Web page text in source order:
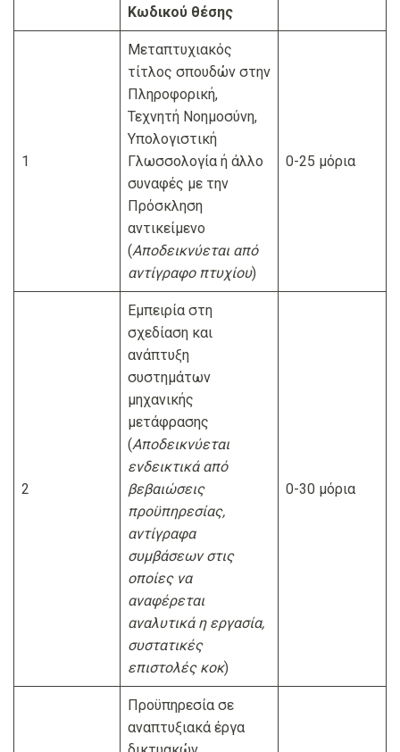
Κωδικού θέσης
1
Μεταπτυχιακός
τίτλος σπουδών στην
Πληροφορική,
Τεχνητή Νοημοσύνη,
Υπολογιστική
Γλωσσολογία ή άλλο
συναφές με την
Πρόσκληση
αντικείμενο
(Αποδεικνύεται από
αντίγραφο πτυχίου)
0-25 μόρια
2
Εμπειρία στη
σχεδίαση και
ανάπτυξη
συστημάτων
μηχανικής
μετάφρασης
(Αποδεικνύεται
ενδεικτικά από
βεβαιώσεις
προϋπηρεσίας,
αντίγραφα
συμβάσεων στις
οποίες να
αναφέρεται
αναλυτικά η εργασία,
συστατικές
επιστολές κοκ)
0-30 μόρια
Προϋπηρεσία σε
αναπτυξιακά έργα